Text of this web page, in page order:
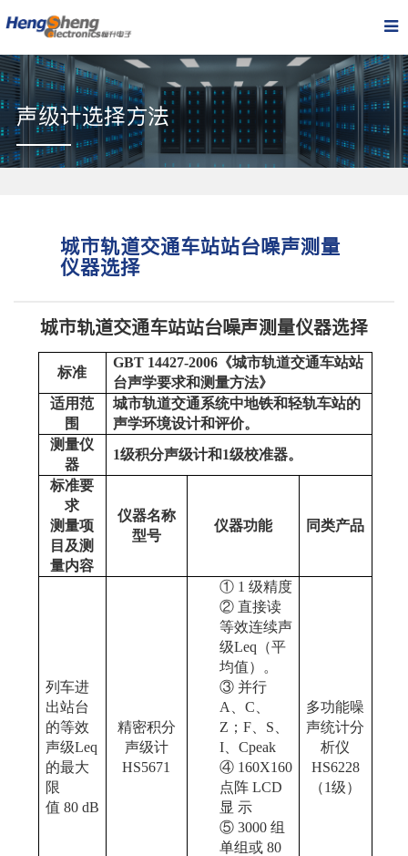
声级计选择方法
城市轨道交通车站站台噪声测量
仪器选择
城市轨道交通车站站台噪声测量仪器选择
标准
GBT 14427-2006《城市轨道交通车站站
台声学要求和测量方法》
适用范
围
城市轨道交通系统中地铁和轻轨车站的
声学环境设计和评价。
测量仪
器
1级积分声级计和1级校准器。
标准要
求
测量项
目及测
量内容
仪器名称
型号
仪器功能 同类产品
列车进
出站台
的等效
声级Leq
的最大
限
值 80dB
精密积分
声级计
HS5671
① 1 级精度
② 直接读
等效连续声
级Leq （平
均值）。
③ 并行
A
C
Z ； F、 S
I、 Cpeak
④ 160X160
点阵 LCD
显 示
⑤ 3000 组
单组或 80
多功能噪
声统计分
析仪
HS6228
（1级）